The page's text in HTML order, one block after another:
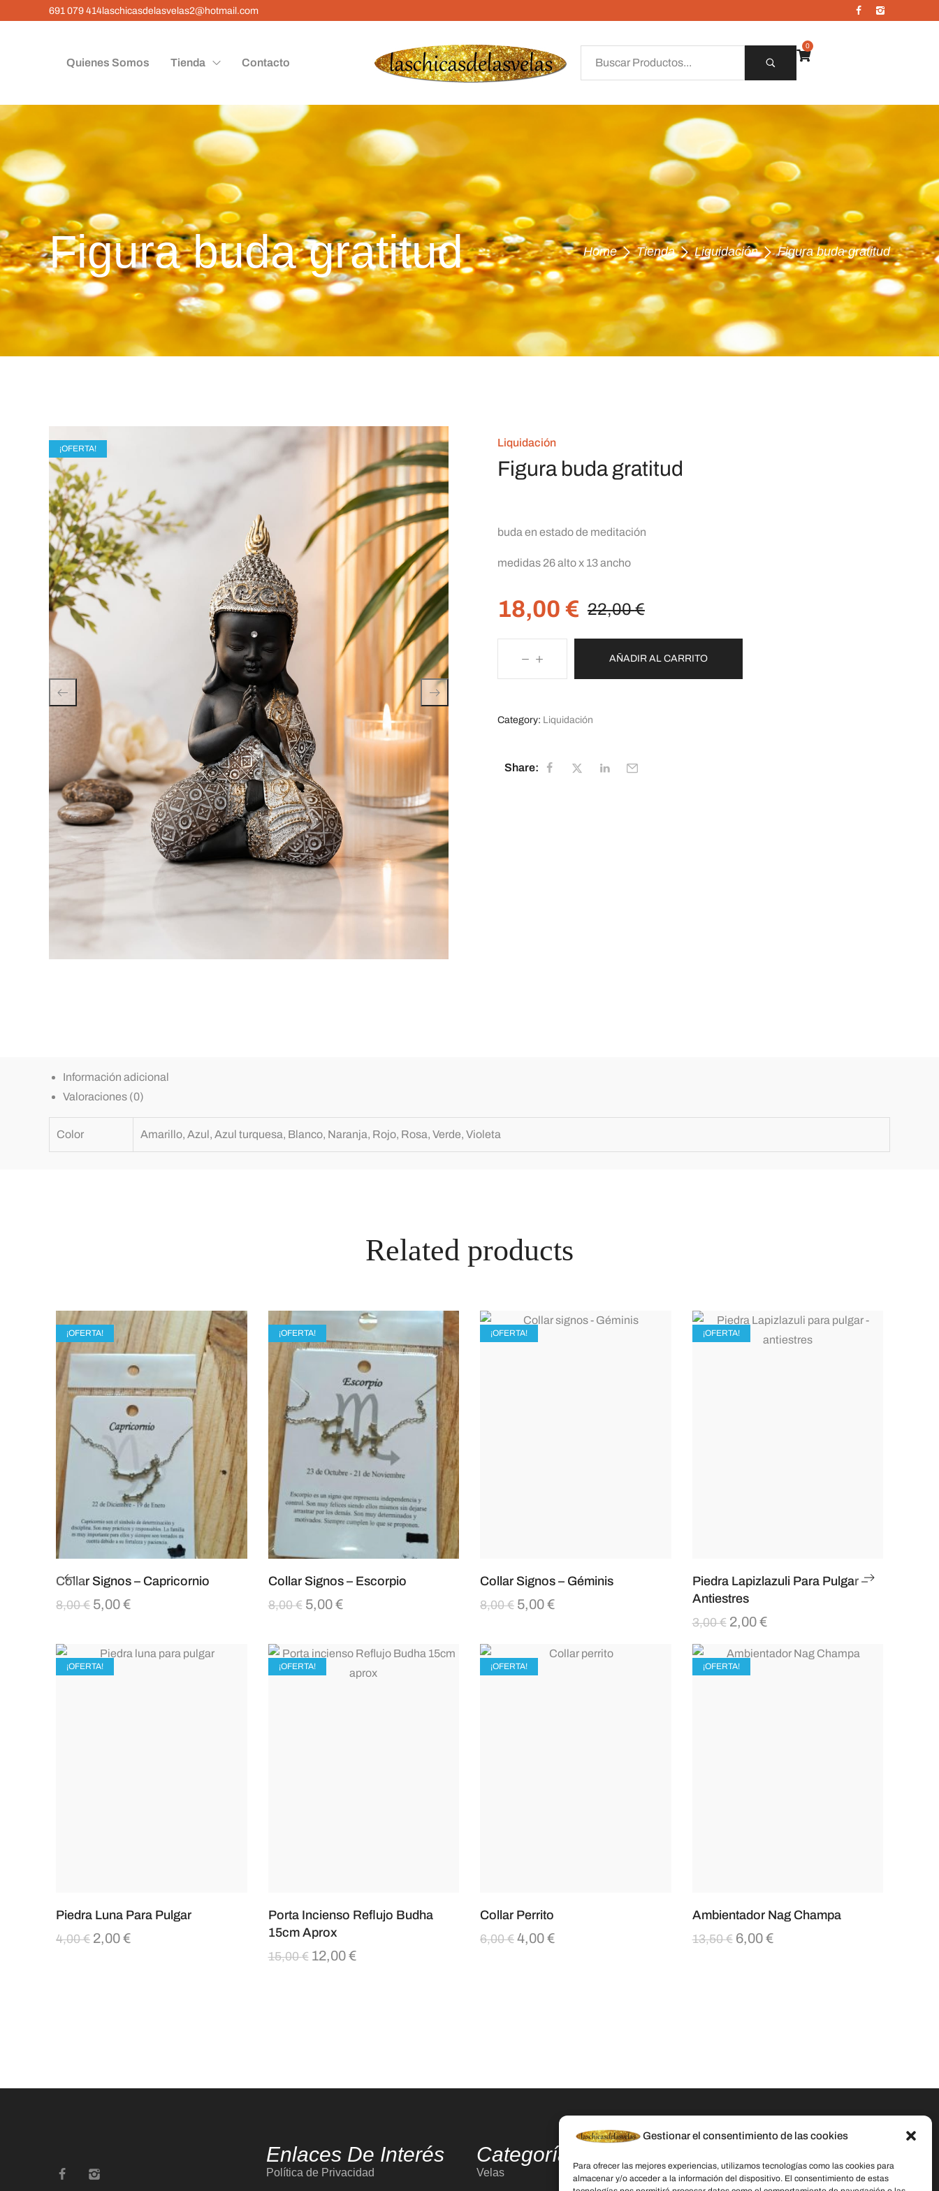
Gestionar el consentimiento de las cookies
Para ofrecer las mejores experiencias, utilizamos tecnologías como las cookies para
almacenar y/o acceder a la información del dispositivo. El consentimiento de estas
691 079 414laschicasdelasvelas2@hotmail.com
Quienes Somos Tienda Contacto
0
Figura buda gratitud Home Tienda Liquidación Figura buda gratitud
¡OFERTA! Liquidación
Figura buda gratitud
buda en estado de meditación
medidas 26 alto x 13 ancho
22,00€
18,00 €
AÑADIR AL CARRITO
Category: Liquidación
Share:
Información adicional
Valoraciones (0)
Color Amarillo, Azul, Azul turquesa, Blanco, Naranja, Rojo, Rosa, Verde, Violeta
Related products
¡OFERTA!
Collar Signos – Capricornio
8,00€ 5,00€
¡OFERTA!
Collar Signos – Escorpio
8,00€ 5,00€
¡OFERTA!
Collar Signos – Géminis
8,00€ 5,00€
¡OFERTA!
Piedra Lapizlazuli Para Pulgar –
Antiestres
3,00€ 2,00€
¡OFERTA!
Piedra Luna Para Pulgar
4,00€ 2,00€
¡OFERTA!
Porta Incienso Reflujo Budha
15cm Aprox
15,00€ 12,00€
¡OFERTA!
Collar Perrito
6,00€ 4,00€
¡OFERTA!
Ambientador Nag Champa
13,50€ 6,00€
Enlaces De Interés
Política de Privacidad
Categorías
Velas Dirección:C/ Stella Maris, 20 50015
Zaragoza